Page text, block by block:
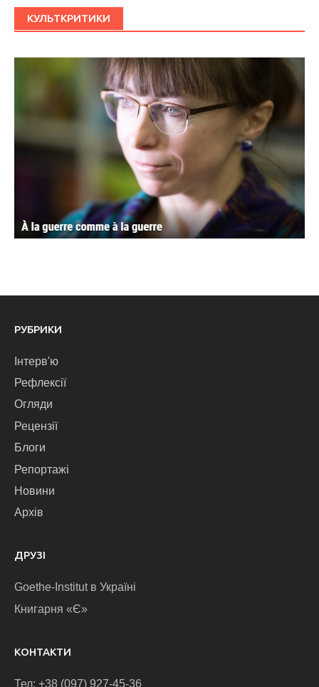
КУЛЬТКРИТИКИ
РУБРИКИ
Інтерв'ю
Рефлексії
Огляди
Рецензії
Блоги
Репортажі
Новини
Архів
ДРУЗІ
Goethe-Institut в Україні
Книгарня «Є»
КОНТАКТИ
Тел: +38 (097) 927-45-36